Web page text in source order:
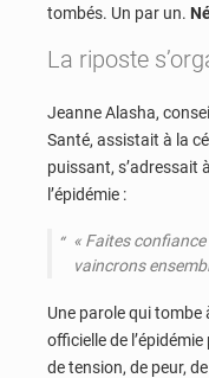
tombés. Un par un.
La riposte
Jeanne Alasha,
Santé, assistait à la
puissant, s’adressait
l’épidémie :
« Faites
vaincrons
Une parole qui tombe
officielle de
de tension, de peur,